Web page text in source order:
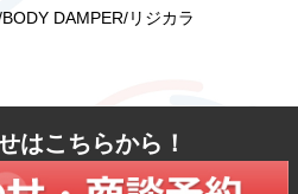
DAMPER/リジカラ
はこちらから！